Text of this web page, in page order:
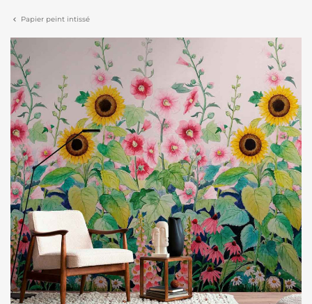
Papier peint intissé